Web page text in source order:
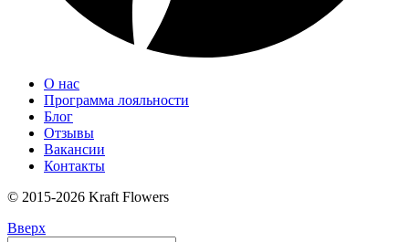
О нас
Программа лояльности
Блог
Отзывы
Вакансии
Контакты
© 2015-2026 Kraft Flowers
Вверх